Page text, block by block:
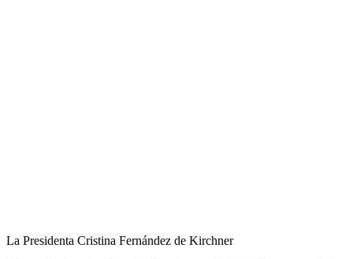
La Presidenta Cristina Fernández de Kirchner